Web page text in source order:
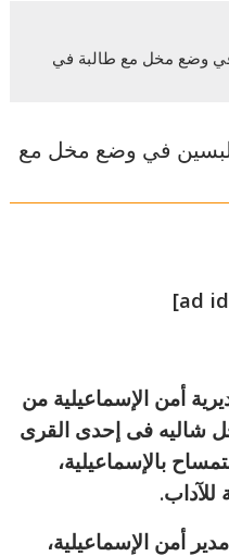
وضع مخل مع طالبة في
في وضع مخل مع
أمن الإسماعيلية من
شاليه فى إحدى القرى
بالإسماعيلية،
للآداب.
أمن الإسماعيلية،